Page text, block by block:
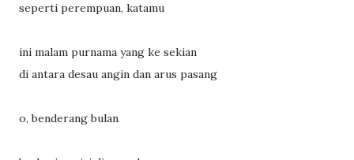
seperti perempuan, katamu
ini malam purnama yang ke sekian
di antara desau angin dan arus pasang
o, benderang bulan